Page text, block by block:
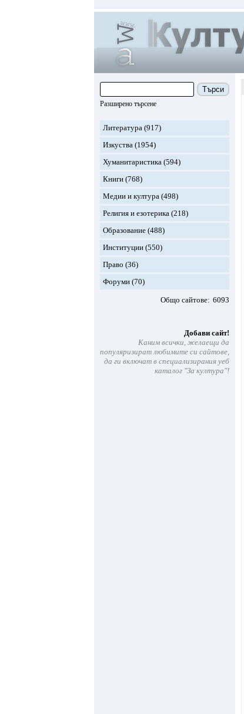
Търси
Разширено търсене
Литература (917)
Изкуства (1954)
Хуманитаристика (594)
Книги (768)
Медии и култура (498)
Религия и езотерика (218)
Образование (488)
Институции (550)
Право (36)
Форуми (70)
Общо сайтове 6093
Добави сайт!
Каним всички, желаещи да
популяризират любимите си сайтове,
да ги включат в специализирания уеб
каталог "За култура"!